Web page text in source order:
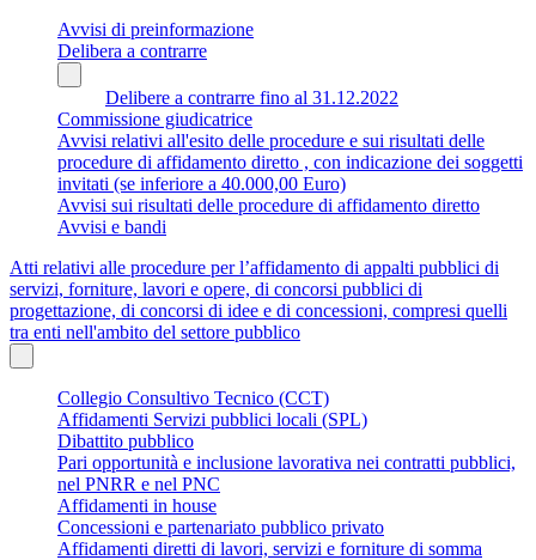
Avvisi di preinformazione
Delibera a contrarre
Delibere a contrarre fino al 31.12.2022
Commissione giudicatrice
Avvisi relativi all'esito delle procedure e sui risultati delle
procedure di affidamento diretto , con indicazione dei soggetti
invitati (se inferiore a 40.000,00 Euro)
Avvisi sui risultati delle procedure di affidamento diretto
Avvisi e bandi
Atti relativi alle procedure per l’affidamento di appalti pubblici di
servizi, forniture, lavori e opere, di concorsi pubblici di
progettazione, di concorsi di idee e di concessioni, compresi quelli
tra enti nell'ambito del settore pubblico
Collegio Consultivo Tecnico (CCT)
Affidamenti Servizi pubblici locali (SPL)
Dibattito pubblico
Pari opportunità e inclusione lavorativa nei contratti pubblici,
nel PNRR e nel PNC
Affidamenti in house
Concessioni e partenariato pubblico privato
Affidamenti diretti di lavori, servizi e forniture di somma